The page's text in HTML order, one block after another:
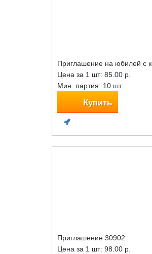
Приглашение на юбилей с
Цена за 1 шт: 85.00 р.
Мин. партия: 10 шт.
Купить
Приглашение 30902
Цена за 1 шт: 98.00 р.